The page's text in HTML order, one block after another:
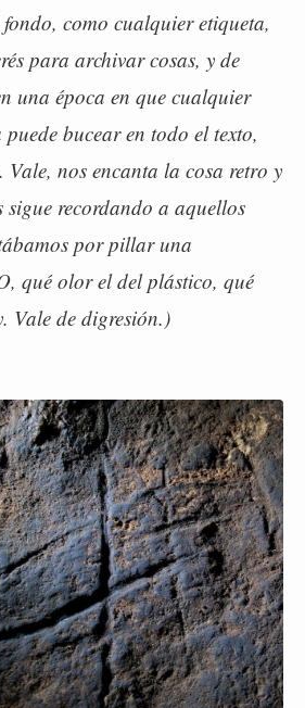
como cualquier etiqueta,
para archivar cosas, y de
una época en que cualquier
bucear en todo el texto,
Vale, nos encanta la cosa retro y
sigue recordando a aquellos
por pillar una
qué olor el del plástico, qué
Vale de digresión.)